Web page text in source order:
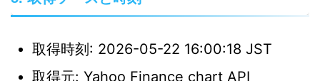
取得時刻: 2026-05-22 16:00:18 JST
取得元: Yahoo Finance chart API